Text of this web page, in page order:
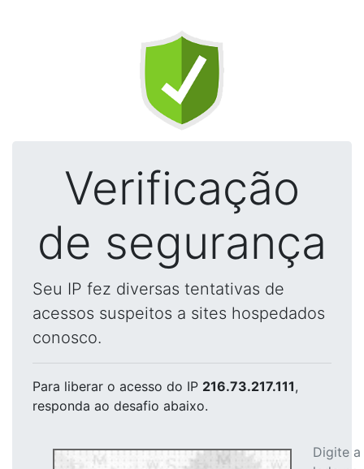
Verificação
de segurança
Seu IP fez diversas tentativas de
acessos suspeitos a sites hospedados
conosco.
Para liberar o acesso do IP 216.73.217.111,
responda ao desafio abaixo.
Digite